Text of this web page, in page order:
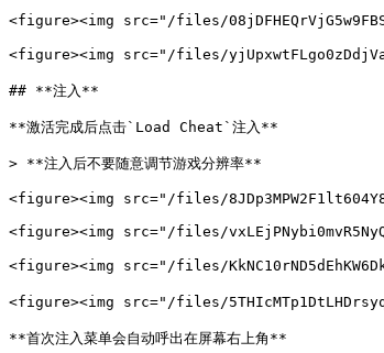
<figure><img src="/files/
<figure><img src="/files/
## **注入**
**激活完成后点击`Load Cheat`注入**
> **注入后不要随意调节游戏分辨率**
<figure><img src="/files/
<figure><img src="/files/
<figure><img src="/files/
<figure><img src="/files/
**首次注入菜单会自动呼出在屏幕右上角**